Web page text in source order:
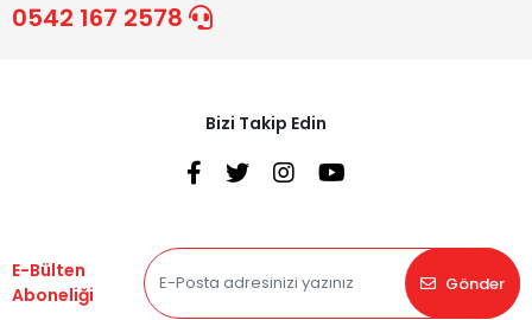
0542 167 2578
Bizi Takip Edin
E-Bülten
Aboneliği
Gönder